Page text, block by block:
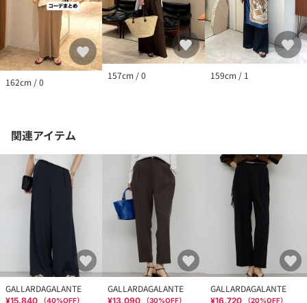
162cm / 0
157cm / 0 159cm / 1
関連アイテム
GALLARDAGALANTE
¥15,840 （40%OFF）
GALLARDAGALANTE
¥13,090 （30%OFF）
GALLARDAGALANTE
¥16,720 （20%OFF）